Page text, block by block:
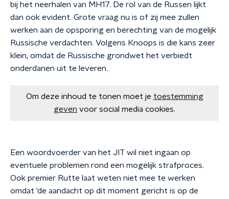
bij het neerhalen van MH17. De rol van de Russen lijkt
dan ook evident. Grote vraag nu is of zij mee zullen
werken aan de opsporing en berechting van de mogelijk
Russische verdachten. Volgens Knoops is die kans zeer
klein, omdat de Russische grondwet het verbiedt
onderdanen uit te leveren.
Om deze inhoud te tonen moet je toestemming
geven voor social media cookies.
Een woordvoerder van het JIT wil niet ingaan op
eventuele problemen rond een mogelijk strafproces.
Ook premier Rutte laat weten niet mee te werken
omdat 'de aandacht op dit moment gericht is op de